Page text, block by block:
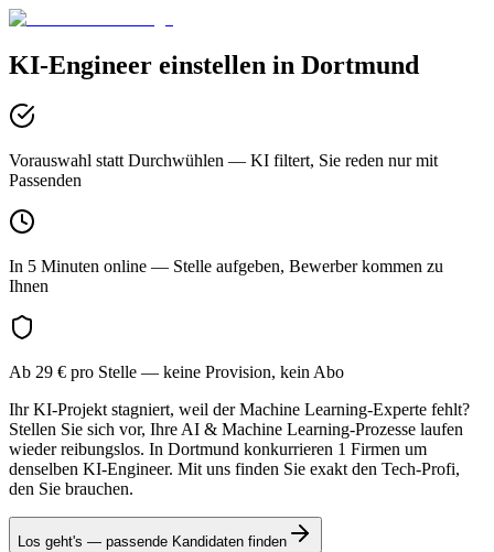
KI-Engineer einstellen in Dortmund
Vorauswahl statt Durchwühlen — KI filtert, Sie reden nur mit
Passenden
In 5 Minuten online — Stelle aufgeben, Bewerber kommen zu
Ihnen
Ab 29 € pro Stelle — keine Provision, kein Abo
Ihr KI-Projekt stagniert, weil der Machine Learning-Experte fehlt?
Stellen Sie sich vor, Ihre AI & Machine Learning-Prozesse laufen
wieder reibungslos. In Dortmund konkurrieren 1 Firmen um
denselben KI-Engineer. Mit uns finden Sie exakt den Tech-Profi,
den Sie brauchen.
Los geht's — passende Kandidaten finden